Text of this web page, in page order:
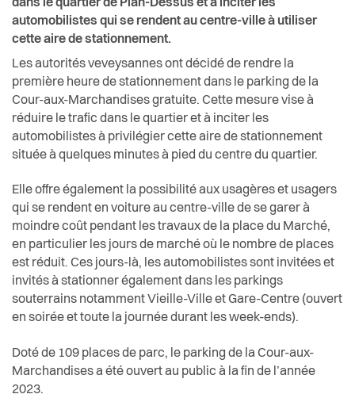
dans le quartier de Plan-Dessus et à inciter les
automobilistes qui se rendent au centre-ville à utiliser
cette aire de stationnement.
Les autorités veveysannes ont décidé de rendre la
première heure de stationnement dans le parking de la
Cour-aux-Marchandises gratuite. Cette mesure vise à
réduire le trafic dans le quartier et à inciter les
automobilistes à privilégier cette aire de stationnement
située à quelques minutes à pied du centre du quartier.
Elle offre également la possibilité aux usagères et usagers
qui se rendent en voiture au centre-ville de se garer à
moindre coût pendant les travaux de la place du Marché,
en particulier les jours de marché où le nombre de places
est réduit. Ces jours-là, les automobilistes sont invitées et
invités à stationner également dans les parkings
souterrains notamment Vieille-Ville et Gare-Centre (ouvert
en soirée et toute la journée durant les week-ends).
Doté de 109 places de parc, le parking de la Cour-aux-
Marchandises a été ouvert au public à la fin de l’année
2023.